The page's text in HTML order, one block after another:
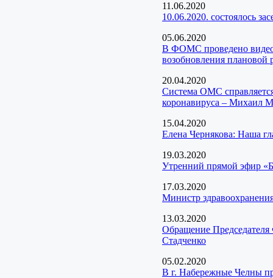
11.06.2020
10.06.2020. состоялось
05.06.2020
В ФОМС проведено
возобновления плановой
20.04.2020
Система ОМС
коронавируса – Михаил
15.04.2020
Елена Чернякова: Наша
19.03.2020
Утренний прямой эфир
17.03.2020
Министр
13.03.2020
Обращение Председателя
Стадченко
05.02.2020
В г. Набережные Челны